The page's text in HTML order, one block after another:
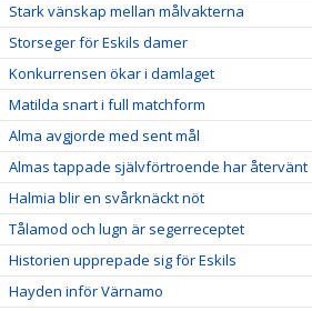
Stark vänskap mellan målvakterna
Storseger för Eskils damer
Konkurrensen ökar i damlaget
Matilda snart i full matchform
Alma avgjorde med sent mål
Almas tappade självförtroende har återvänt
Halmia blir en svårknäckt nöt
Tålamod och lugn är segerreceptet
Historien upprepade sig för Eskils
Hayden inför Värnamo